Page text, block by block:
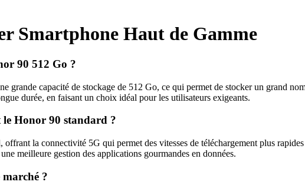
Smartphone Haut de Gamme
90 512 Go ?
grande capacité de stockage de 512 Go, ce qui permet de stocker un grand
durée, en faisant un choix idéal pour les utilisateurs exigeants.
le Honor 90 standard ?
la connectivité 5G qui permet des vitesses de téléchargement plus
meilleure gestion des applications gourmandes en données.
?